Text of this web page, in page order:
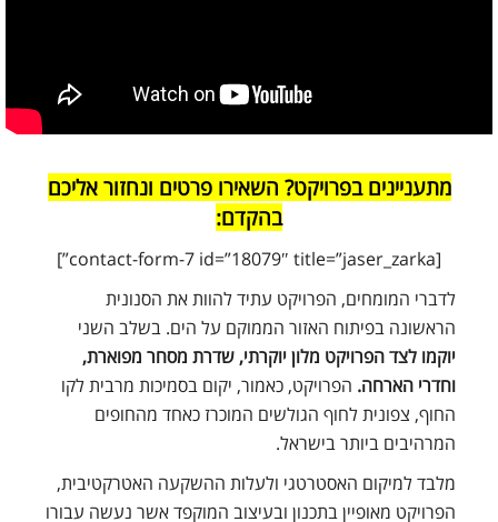
מתעניינים בפרויקט? השאירו פרטים ונחזור אליכם
בהקדם:
[contact-form-7 id=”18079″ title=”jaser_zarka”]
לדברי המומחים, הפרויקט עתיד להוות את הסנונית
הראשונה בפיתוח האזור הממוקם על הים. בשלב השני
יוקמו לצד הפרויקט מלון יוקרתי, שדרת מסחר מפוארת,
וחדרי הארחה. הפרויקט, כאמור, יקום בסמיכות מרבית לקו
החוף, צפונית לחוף הגולשים המוכרז כאחד מהחופים
המרהיבים ביותר בישראל.
מלבד למיקום האסטרטגי ולעלות ההשקעה האטרקטיבית,
הפרויקט מאופיין בתכנון ובעיצוב המוקפד אשר נעשה עבורו